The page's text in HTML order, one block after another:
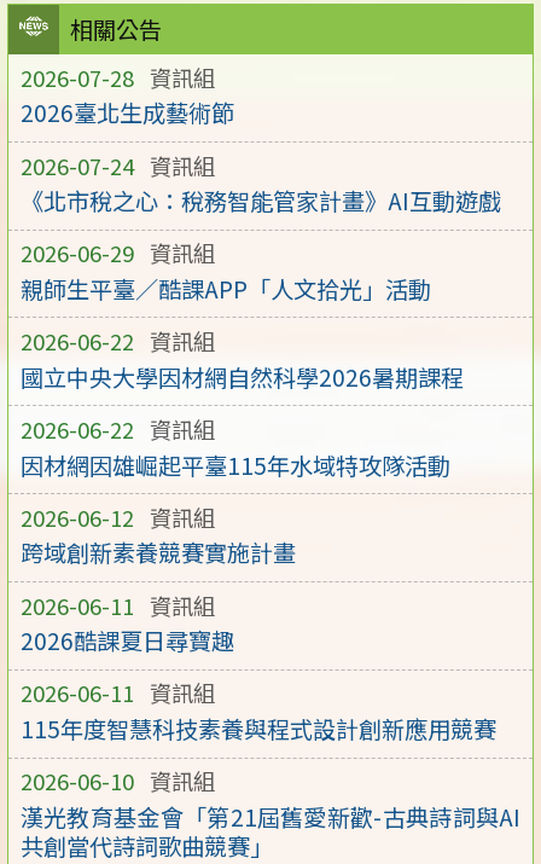
相關公告
2026-07-28 資訊組
2026臺北生成藝術節
2026-07-24 資訊組
《北市稅之心：稅務智能管家計畫》AI互動遊戲
2026-06-29 資訊組
親師生平臺／酷課APP「人文拾光」活動
2026-06-22 資訊組
國立中央大學因材網自然科學2026暑期課程
2026-06-22 資訊組
因材網因雄崛起平臺115年水域特攻隊活動
2026-06-12 資訊組
跨域創新素養競賽實施計畫
2026-06-11 資訊組
2026酷課夏日尋寶趣
2026-06-11 資訊組
115年度智慧科技素養與程式設計創新應用競賽
2026-06-10 資訊組
漢光教育基金會「第21屆舊愛新歡-古典詩詞與AI
共創當代詩詞歌曲競賽」